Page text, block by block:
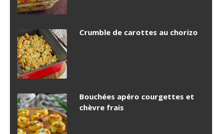
Crumble de carottes au chorizo
Bouchées apéro courgettes et
chèvre frais